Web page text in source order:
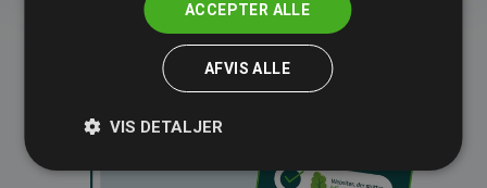
ACCEPTER ALLE
AFVIS ALLE
VIS DETALJER